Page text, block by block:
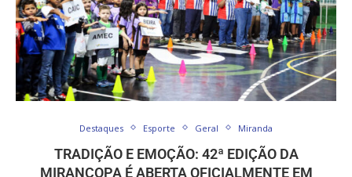
Destaques Esporte Geral Miranda
TRADIÇÃO E EMOÇÃO: 42ª EDIÇÃO DA
MIRANCOPA É ABERTA OFICIALMENTE EM